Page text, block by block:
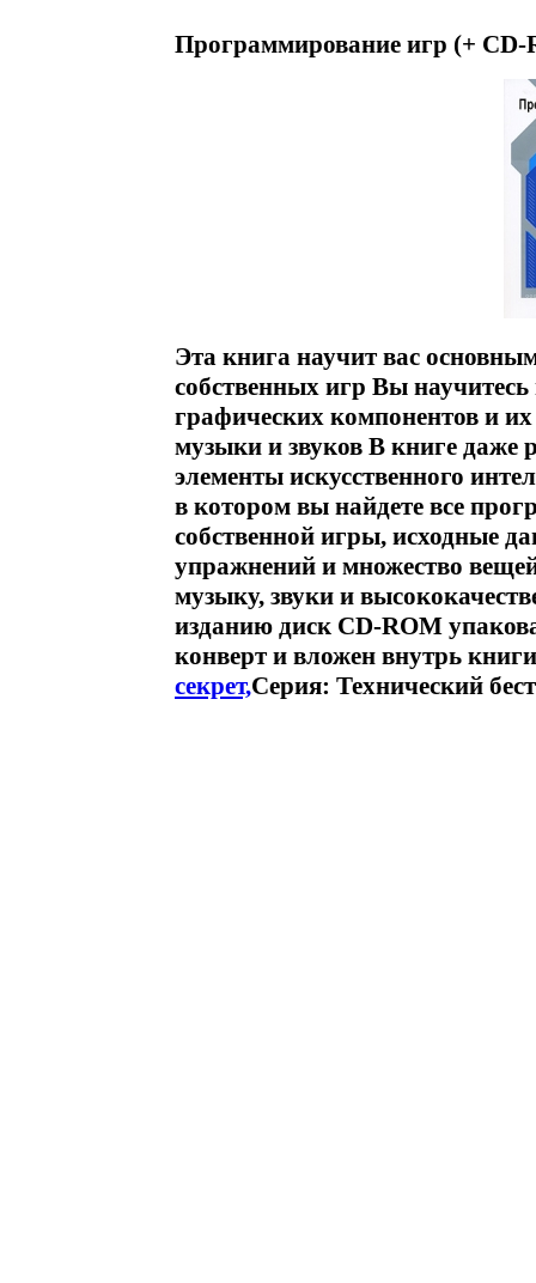
Программирование игр (+ CD-
Эта книга научит вас
собственных игр Вы научитесь
графических компонентов и
музыки и звуков В книге даже
элементы искусственного
в котором вы найдете все
собственной игры, исходные
упражнений и множество
музыку, звуки и
изданию диск CD-ROM
конверт и вложен внутрь
секрет,Серия: Технический